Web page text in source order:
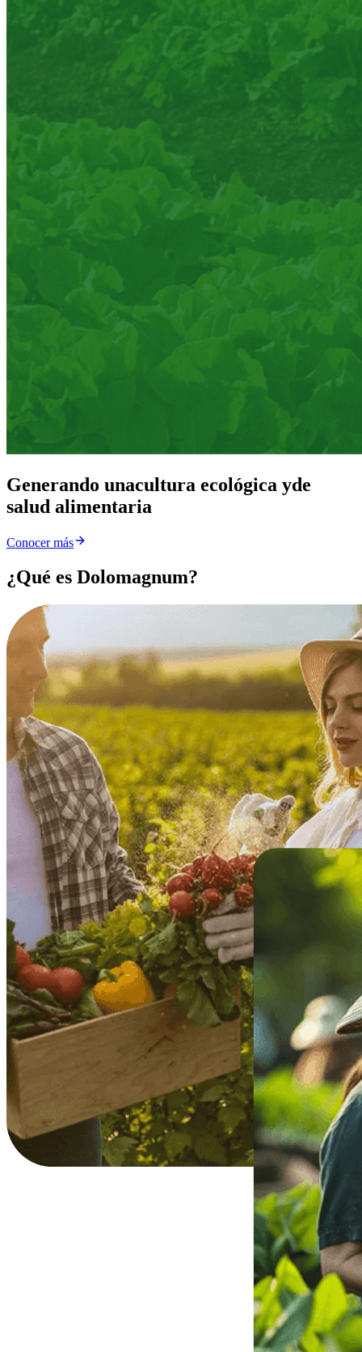
Generando unacultura ecológica yde
salud alimentaria
Conocer más
¿Qué es Dolomagnum?